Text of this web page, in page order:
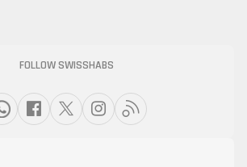
FOLLOW SWISSHABS